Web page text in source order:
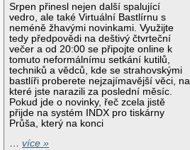
Srpen přinesl nejen další spalující
vedro, ale také Virtuální Bastlírnu s
neméně žhavými novinkami. Využijte
tedy předpovědi na deštivý čtvrteční
večer a od 20:00 se připojte online k
tomuto neformálnímu setkání kutilů,
techniků a vědců, kde se strahovskými
bastlíři proberete nejzajímavější věci, na
které jste narazili za poslední měsíc.
Pokud jde o novinky, řeč zcela jistě
přijde na systém INDX pro tiskárny
Průša, který na konci
…více »